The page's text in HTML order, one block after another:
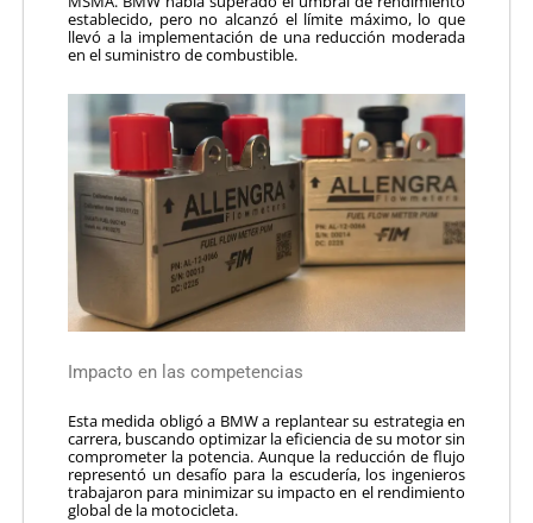
establecido, pero no alcanzó el límite máximo, lo que
llevó a la implementación de una reducción moderada
en el suministro de combustible.
Impacto en las competencias
Esta medida obligó a BMW a replantear su estrategia en
carrera, buscando optimizar la eficiencia de su motor sin
comprometer la potencia. Aunque la reducción de flujo
representó un desafío para la escudería, los ingenieros
trabajaron para minimizar su impacto en el rendimiento
global de la motocicleta.